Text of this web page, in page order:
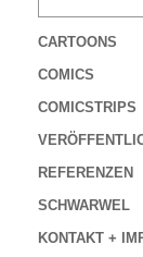
CARTOONS
COMICS
COMICSTRIPS
REFERENZEN
SCHWARWEL
KONTAKT +